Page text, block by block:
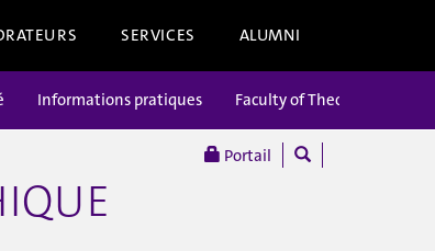
SERVICES ALUMNI
Portail
Informations pratiques Faculty of Theology